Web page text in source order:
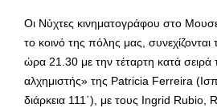
Οι Νύχτες κινηματογράφου στο
το κοινό της πόλης μας, συνεχίζονται
ώρα 21.30 με την τέταρτη κατά σειρά
αλχημιστής» της Patricia Ferreira
διάρκεια 111΄), με τους Ingrid